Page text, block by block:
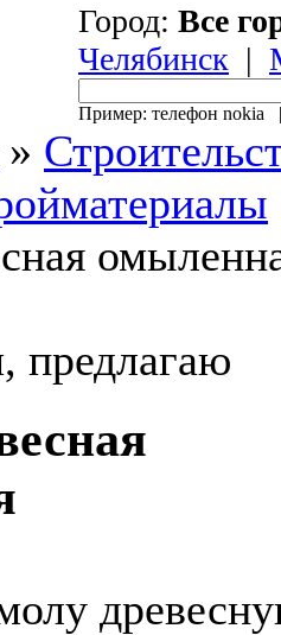
Город: Все
Челябинск |
Пример: телефон
»
предлагаю